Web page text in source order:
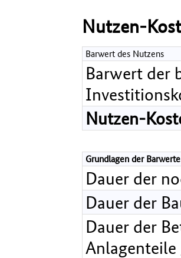
Nutzen-
Barwert des Nutzens
Barwert der
Nutzen-
Grundlagen der
Dauer der
Dauer der
Dauer der